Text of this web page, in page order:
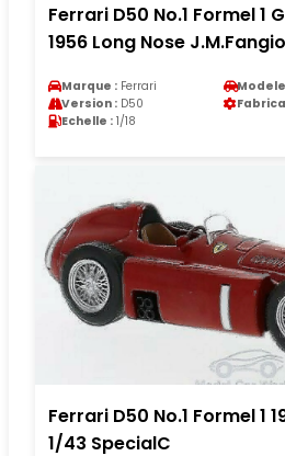
Ferrari D50 No.1 Formel 1
1956 Long Nose
Marque : Ferrari
Version : D50
Echelle : 1/18
Ferrari D50 No.1 Formel 1
1/43 SpecialC